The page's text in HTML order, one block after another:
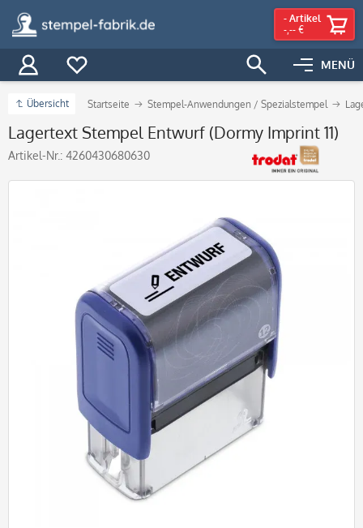
MENÜ
- Artikel
-,-- €
Übersicht Startseite Stempel-Anwendungen / Spezialstempel
Lagertext Stempel Entwurf (Dormy Imprint 11)
Artikel-Nr.: 4260430680630